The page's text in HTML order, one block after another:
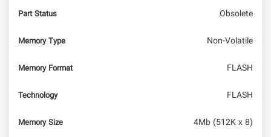
Part Status Obsolete
Memory Type Non-Volatile
Memory Format FLASH
Technology FLASH
Memory Size 4Mb (512K x 8)